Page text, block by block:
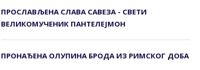
ПРОСЛАВЉЕНА СЛАВА САВЕЗА - СВЕТИ
ВЕЛИКОМУЧЕНИК ПАНТЕЛЕЈМОН
ПРОНАЂЕНА ОЛУПИНА БРОДА ИЗ РИМСКОГ ДОБА